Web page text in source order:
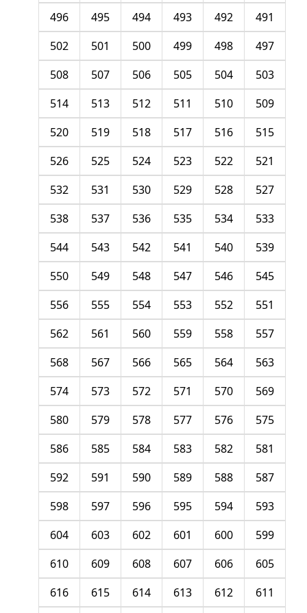
491
492
493
494
495
496
497
498
499
500
501
502
503
504
505
506
507
508
509
510
511
512
513
514
515
516
517
518
519
520
521
522
523
524
525
526
527
528
529
530
531
532
533
534
535
536
537
538
539
540
541
542
543
544
545
546
547
548
549
550
551
552
553
554
555
556
557
558
559
560
561
562
563
564
565
566
567
568
569
570
571
572
573
574
575
576
577
578
579
580
581
582
583
584
585
586
587
588
589
590
591
592
593
594
595
596
597
598
599
600
601
602
603
604
605
606
607
608
609
610
611
612
613
614
615
616